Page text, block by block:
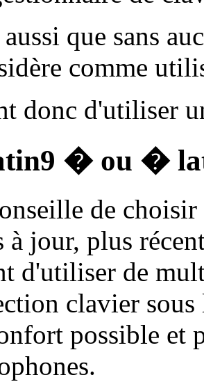
que sans
comme
donc d'utiliser
� ou �
de
à jour, plus
d'utiliser de
clavier
possible et